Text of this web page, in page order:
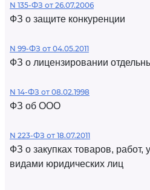
N 135-ФЗ от 26.07.2006
ФЗ о защите конкуренции
N 99-ФЗ от 04.05.2011
ФЗ о лицензировании
N 14-ФЗ от 08.02.1998
ФЗ об ООО
N 223-ФЗ от 18.07.2011
ФЗ о закупках товаров, работ,
видами юридических лиц